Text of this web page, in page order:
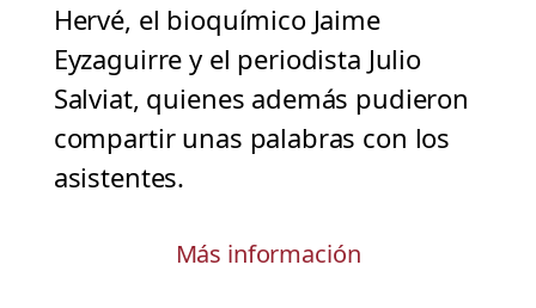
Hervé, el bioquímico Jaime
Eyzaguirre y el periodista Julio
Salviat, quienes además pudieron
compartir unas palabras con los
asistentes.
Más información